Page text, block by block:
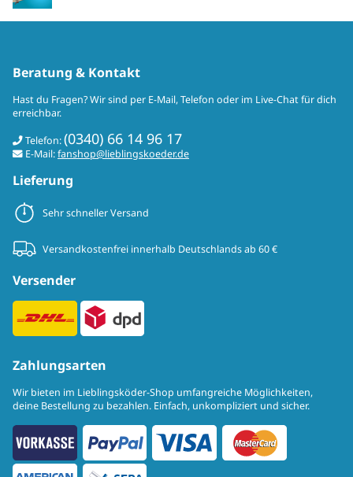
Beratung & Kontakt
Hast du Fragen? Wir sind per E-Mail, Telefon oder im Live-Chat für dich
erreichbar.
Telefon:(0340) 66 14 96 17
E-Mail:fanshop@lieblingskoeder.de
Lieferung
Sehr schneller Versand
Versandkostenfrei innerhalb Deutschlands ab 60 €
Versender
Zahlungsarten
Wir bieten im Lieblingsköder-Shop umfangreiche Möglichkeiten,
deine Bestellung zu bezahlen. Einfach, unkompliziert und sicher.